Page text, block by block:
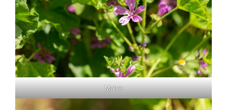
Malve